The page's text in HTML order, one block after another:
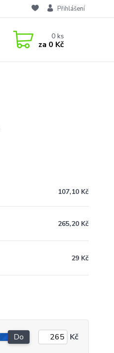
Přihlášení
0ks
za 0 Kč
107,10 Kč
265,20 Kč
29 Kč
Do Kč